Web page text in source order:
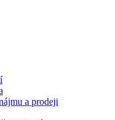
a prodeji